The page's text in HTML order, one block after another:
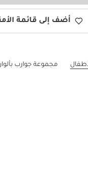
أضف إلى قائمة
مجموعة جوارب بألوان